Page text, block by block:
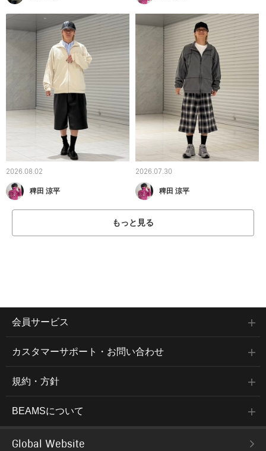
2026.08.02
稗田 涼平
2026.07.30
稗田 涼平
もっと見る
会員サービス
カスタマーサポート・お問い合わせ
規約・方針
BEAMSについて
Global Website